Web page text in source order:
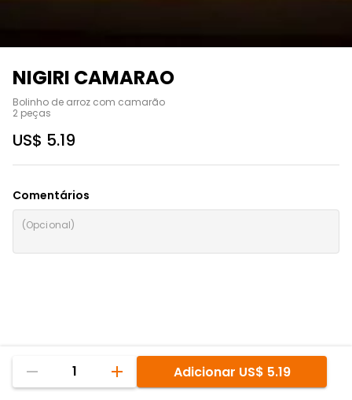
NIGIRI CAMARAO
Bolinho de arroz com camarão
2 peças
US$ 5.19
Comentários
1 Adicionar US$ 5.19